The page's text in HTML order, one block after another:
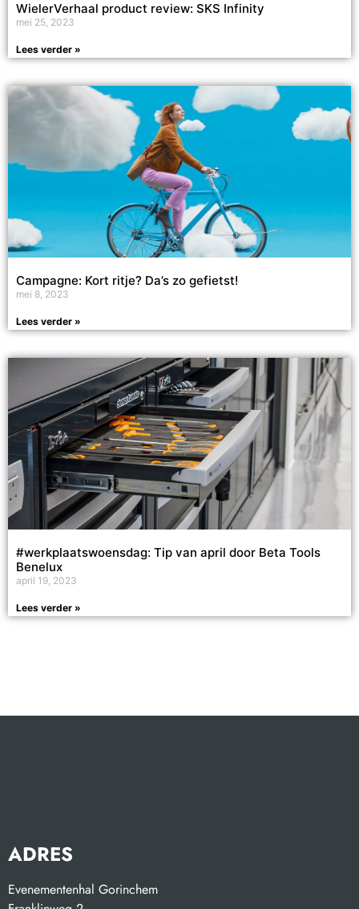
WielerVerhaal product review: SKS Infinity
mei 25, 2023
Lees verder »
Campagne: Kort ritje? Da’s zo gefietst!
mei 8, 2023
Lees verder »
#werkplaatswoensdag: Tip van april door Beta Tools
Benelux
april 19, 2023
Lees verder »
ADRES
Evenementenhal Gorinchem